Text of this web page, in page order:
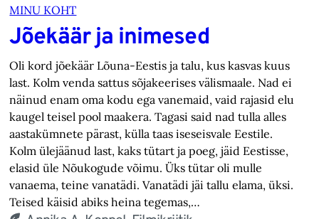
MINU KOHT
Jõekäär ja inimesed
Oli kord jõekäär Lõuna-Eestis ja talu, kus kasvas kuus
last. Kolm venda sattus sõjakeerises välismaale. Nad ei
näinud enam oma kodu ega vanemaid, vaid rajasid elu
kaugel teisel pool maakera. Tagasi said nad tulla alles
aastakümnete pärast, külla taas iseseisvale Eestile.
Kolm ülejäänud last, kaks tütart ja poeg, jäid Eestisse,
elasid üle Nõukogude võimu. Üks tütar oli mulle
vanaema, teine vanatädi. Vanatädi jäi tallu elama, üksi.
Teised käisid abiks heina tegemas,…